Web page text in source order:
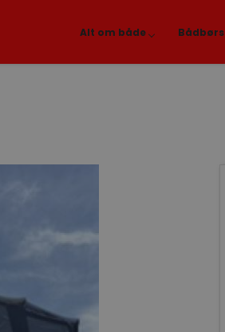
Alt om både Bådbørs